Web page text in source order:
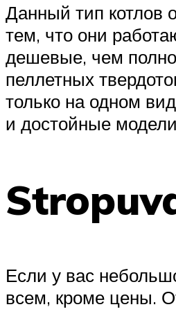
Данный тип котлов
тем, что они
дешевые, чем
пеллетных
только на одном
и достойные
Если у вас
всем, кроме цены.